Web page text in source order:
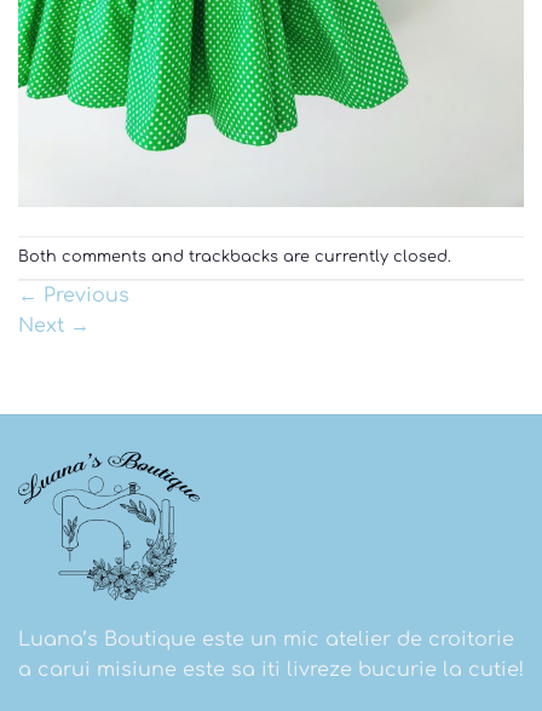
Both comments and trackbacks are currently closed.
←
Previous
Next →
Luana’s Boutique este un mic atelier de croitorie
a carui misiune este sa iti livreze bucurie la cutie!